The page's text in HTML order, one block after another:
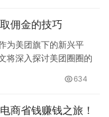
佣金的技巧
为美团旗下的新兴平
将深入探讨美团圈圈的
634
商省钱赚钱之旅！